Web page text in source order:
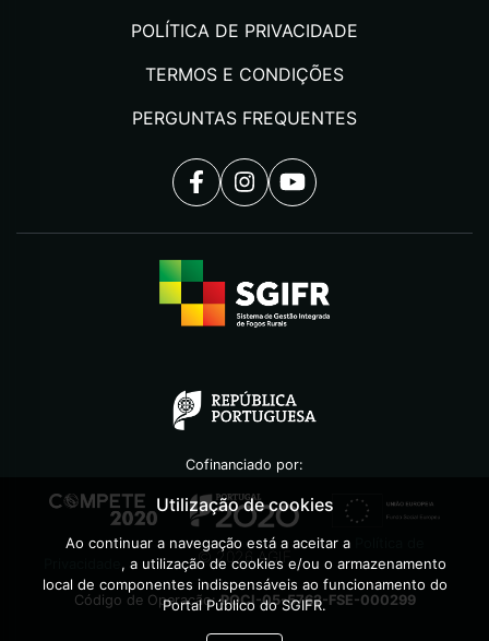
POLÍTICA DE PRIVACIDADE
TERMOS E CONDIÇÕES
PERGUNTAS FREQUENTES
Cofinanciado por:
©2026 AGIF
Código de Operação:POCI-05-5762-FSE-000299
Utilização de cookies
Ao continuar a navegação está a aceitar a
, a utilização de cookies e/ou o armazenamento
local de componentes indispensáveis ao funcionamento do
Portal Público do SGIFR.